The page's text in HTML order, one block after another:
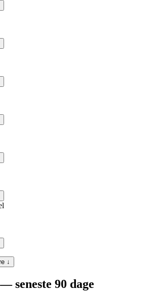
↓
seneste 90 dage